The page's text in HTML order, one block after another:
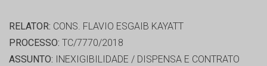
RELATOR: CONS. FLAVIO ESGAIB KAYATT
PROCESSO: TC/7770/2018
ASSUNTO: INEXIGIBILIDADE / DISPENSA E CONTRATO